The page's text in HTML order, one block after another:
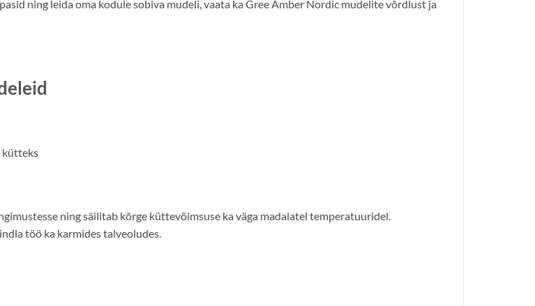
ning leida oma kodule sobiva mudeli, vaata ka Gree Amber Nordic mudelite võrdlust ja
kütteks
ning säilitab kõrge küttevõimsuse ka väga madalatel temperatuuridel.
töö ka karmides talveoludes.